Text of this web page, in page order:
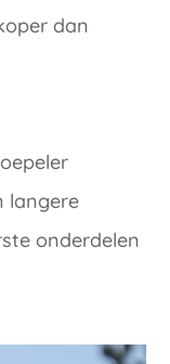
dan
langere
onderdelen